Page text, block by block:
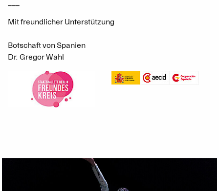
Mit freundlicher Unterstützung
Botschaft von Spanien
Dr. Gregor Wahl